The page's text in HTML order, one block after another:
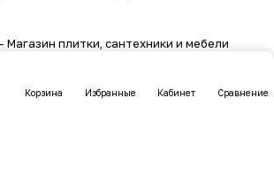
Корзина Избранные Кабинет Сравнение
плитки, сантехники и мебели